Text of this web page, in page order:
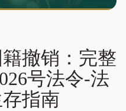
撤销：完整
号法令-法
指南